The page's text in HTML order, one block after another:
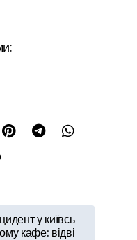
у київсь
кафе: відві